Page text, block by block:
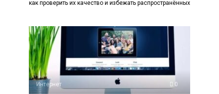
как проверить их качество и избежать распространённых
Интернет 0